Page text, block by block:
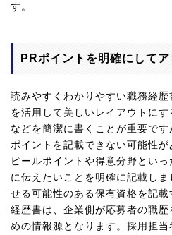
す。
PRポイントを明確にして
読みやすくわかりやすい職務経
を活用して美しいレイアウトに
などを簡潔に書くことが重要で
ポイントを記載できない可能性
ピールポイントや得意分野とい
に伝えたいことを明確に記載し
せる可能性のある保有資格を記
経歴書は、企業側が応募者の職
めの情報源となります。採用担